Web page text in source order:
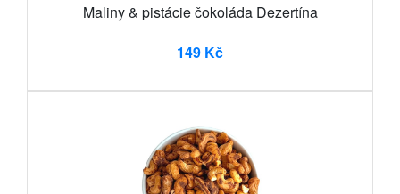
Maliny & pistácie čokoláda Dezertína
149 Kč